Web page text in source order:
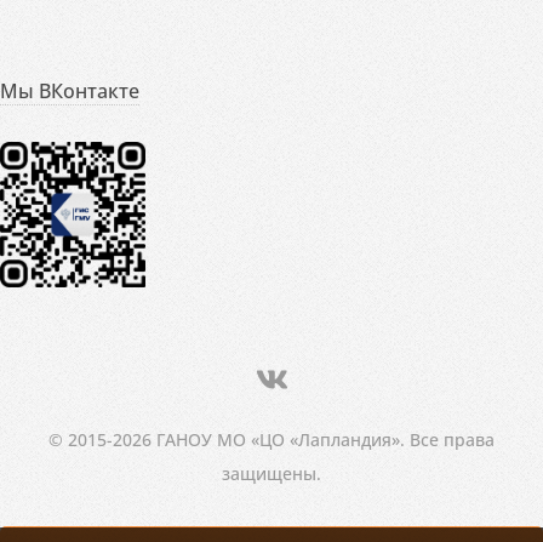
Мы ВКонтакте
© 2015-2026 ГАНОУ МО «ЦО «Лапландия». Все права
защищены.